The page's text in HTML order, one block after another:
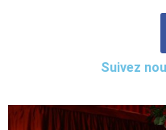
Suivez